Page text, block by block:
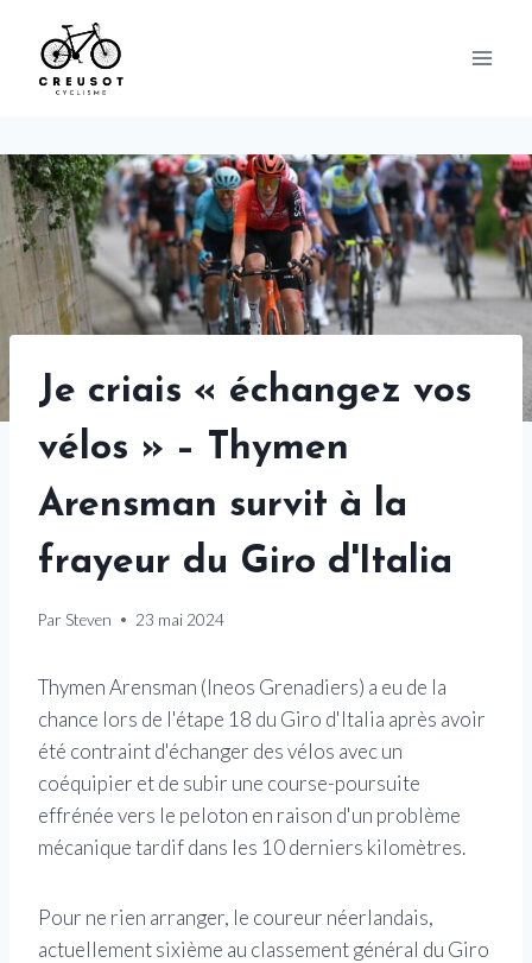
content
Je criais « échangez vos
vélos » – Thymen
Arensman survit à la
frayeur du Giro d'Italia
Par Steven 23 mai 2024
Thymen Arensman (Ineos Grenadiers) a eu de la
chance lors de l'étape 18 du Giro d'Italia après avoir
été contraint d'échanger des vélos avec un
coéquipier et de subir une course-poursuite
effrénée vers le peloton en raison d'un problème
mécanique tardif dans les 10 derniers kilomètres.
Pour ne rien arranger, le coureur néerlandais,
actuellement sixième au classement général du Giro